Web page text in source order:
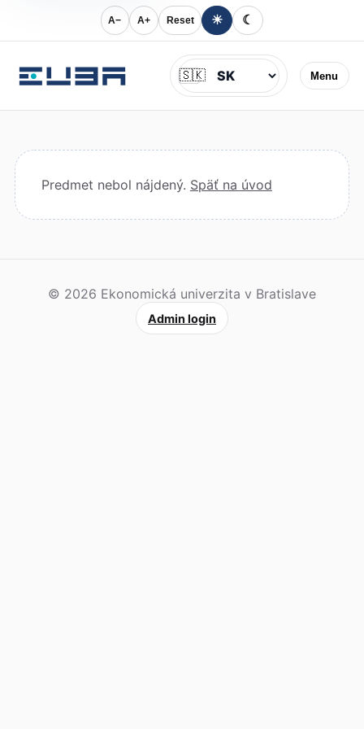
A− A+ Reset ☀ ☾
Menu
Jazyk
🇸🇰
Predmet nebol nájdený. Späť na úvod
© 2026 Ekonomická univerzita v Bratislave
Admin login